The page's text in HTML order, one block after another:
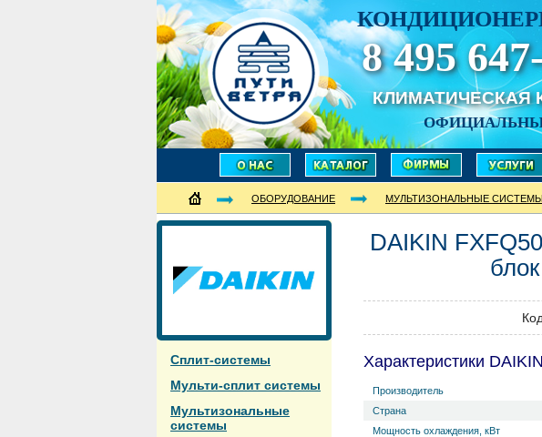
8 495
КЛИМАТИЧЕСКАЯ
ОБОРУДОВАНИЕ МУЛЬТИЗОНАЛЬНЫЕ СИСТЕМЫ
Сплит-системы
Мульти-сплит системы
Мультизональные
системы
DAIKIN
Характеристики
Производитель
Страна
Мощность охлаждения, кВт